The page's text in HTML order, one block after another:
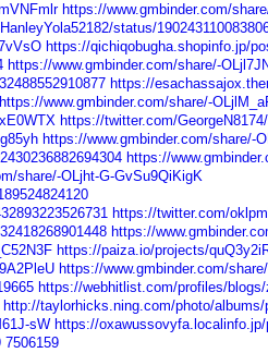
https://www.gmbinder.com/
status/
https://qichiqobugha.shopinfo.jp/
https://www.gmbinder.com/share/-
https://
https://www.gmbinder.com/share/-
https://twitter.com/
https://www.gmbinder.com/share/-
https://
share/-OLjht-G-GvSu9QiKigK
https://twitter.com/
https://
https://paiza.io/projects/
https://www.gmbinder.com/
https://webhitlist.com/profiles/
http://taylorhicks.ning.com/photo/albums/
sW https://
7506159